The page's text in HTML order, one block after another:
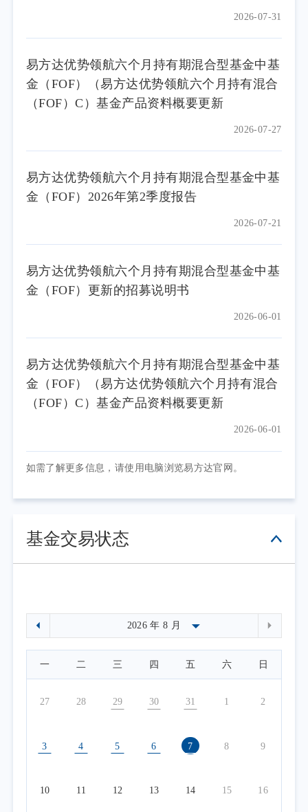
回落至低位后择机增持。
本基金重视投资者获得感，依托易方达内
部丰富的产品线与专业的投研支持，通过多策
2026-07-31
易方达优势领航六个月持有期混合型基金中基
金（FOF）（易方达优势领航六个月持有混合
（FOF）C）基金产品资料概要更新
2026-07-27
易方达优势领航六个月持有期混合型基金中基
金（FOF）2026年第2季度报告
2026-07-21
易方达优势领航六个月持有期混合型基金中基
金（FOF）更新的招募说明书
2026-06-01
易方达优势领航六个月持有期混合型基金中基
金（FOF）（易方达优势领航六个月持有混合
（FOF）C）基金产品资料概要更新
2026-06-01
如需了解更多信息，请使用电脑浏览易方达官网。
基金交易状态
一 二 三 四 五 六 日
27 28 29 30 31 1 2
3 4 5 6 7 8 9
10 11 12 13 14 15 16